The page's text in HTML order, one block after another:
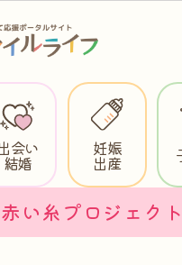
会い
結婚
妊娠
出産
い糸プロジェクト